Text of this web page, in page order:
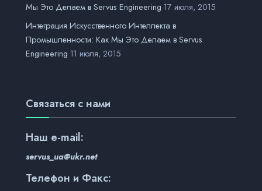
Мы Это Делаем в Servus Engineering 17 июля, 2015
Интеграция Искусственного Интеллекта в
Промышленности: Как Мы Это Делаем в Servus
Engineering 11 июля, 2015
Связаться с нами
Наш e-mail:
servus_ua@ukr.net
Телефон и Факс: